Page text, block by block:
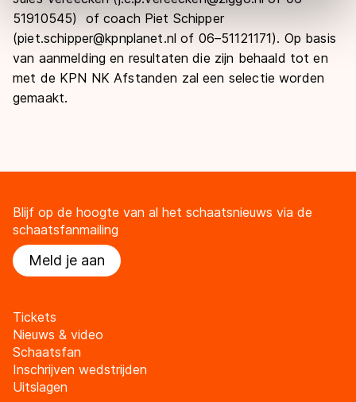
Door op ‘Toestaan’ te klikken, stemt u in met deze
overdracht. Meer informatie vindt u in onscookiebeleid.
51910545) of coach Piet Schipper
(piet.schipper@kpnplanet.nl of 06–51121171). Op basis
van aanmelding en resultaten die zijn behaald tot en
met de KPN NK Afstanden zal een selectie worden
gemaakt.
Blijf op de hoogte van al het schaatsnieuws via de
schaatsfanmailing
Meld je aan
Tickets
Nieuws & video
Schaatsfan
Inschrijven wedstrijden
Uitslagen